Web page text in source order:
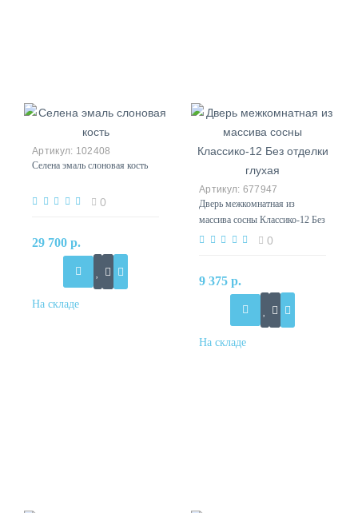
102408
Селена эмаль слоновая кость
0
29 700 р.
677947
Дверь межкомнатная из
массива сосны Классико-12 Без
отделки глухая
0
9 375 р.